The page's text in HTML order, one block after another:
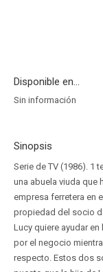
Disponible en...
Sin información
Sinopsis
Serie de TV (1986). 1
una abuela viuda que
empresa ferretera en
propiedad del socio
Lucy quiere ayudar
por el negocio
respecto. Estos dos